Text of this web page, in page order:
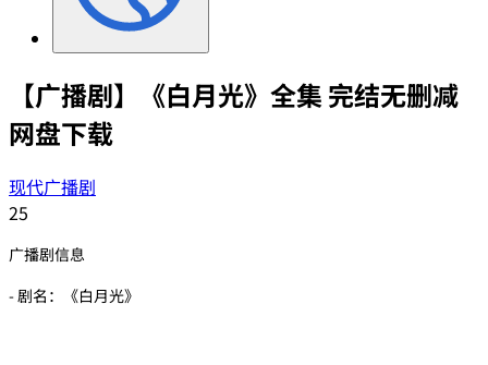
【广播剧】《白月光》全集 完结无删减
网盘下载
现代广播剧
25
广播剧信息
- 剧名：《白月光》